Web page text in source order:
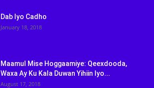
Dab Iyo Cadho
January 18, 2018
Maamul Mise Hoggaamiye: Qeexdooda,
Waxa Ay Ku Kala Duwan Yihiin Iyo...
August 17, 2018